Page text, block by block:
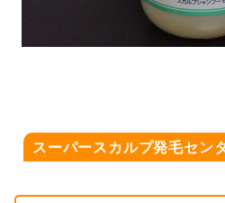
スーパースカルプ発毛セン